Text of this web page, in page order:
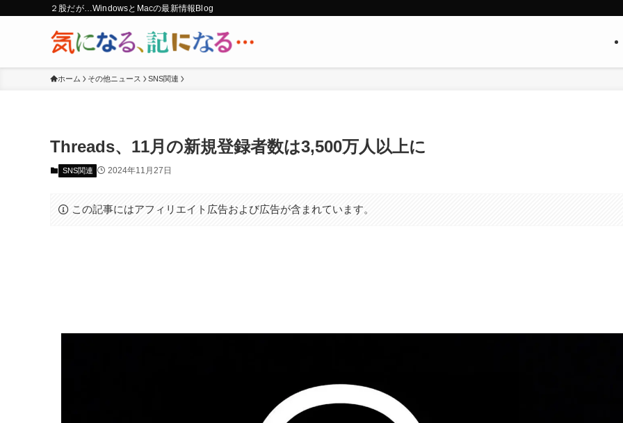
２股だが…WindowsとMacの最新情報Blog
ホーム その他ニュース SNS関連
Threads、11月の新規登録者数は3,500万人以上に
SNS関連 2024年11月27日
この記事にはアフィリエイト広告および広告が含まれています。